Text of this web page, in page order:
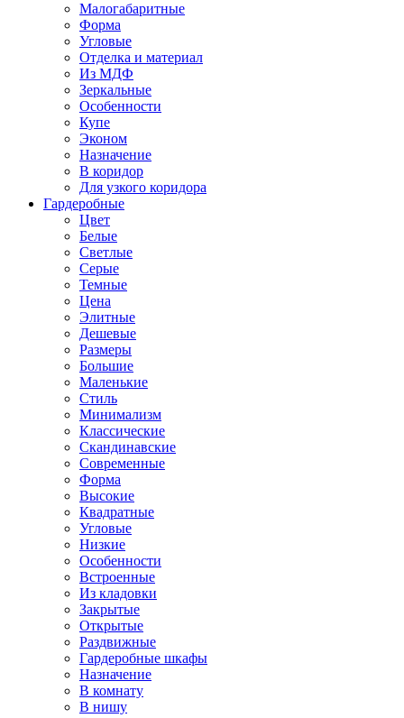
Малогабаритные
Форма
Угловые
Отделка и материал
Из МДФ
Зеркальные
Особенности
Купе
Эконом
Назначение
В коридор
Для узкого коридора
Гардеробные
Цвет
Белые
Светлые
Серые
Темные
Цена
Элитные
Дешевые
Размеры
Большие
Маленькие
Стиль
Минимализм
Классические
Скандинавские
Современные
Форма
Высокие
Квадратные
Угловые
Низкие
Особенности
Встроенные
Из кладовки
Закрытые
Открытые
Раздвижные
Гардеробные шкафы
Назначение
В комнату
В нишу